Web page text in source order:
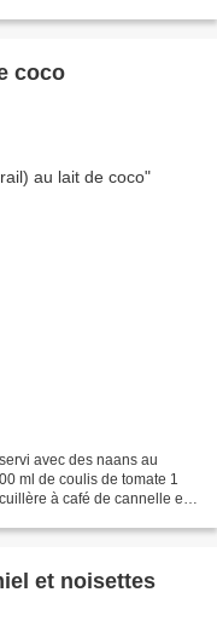
coco
avec des naans au
ml de coulis de tomate 1
à café de cannelle en
et noisettes